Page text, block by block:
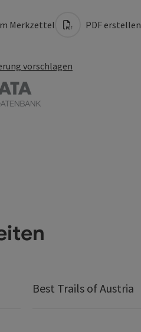
Merkzettel PDF erstellen
vorschlagen
Best Trails of Austria